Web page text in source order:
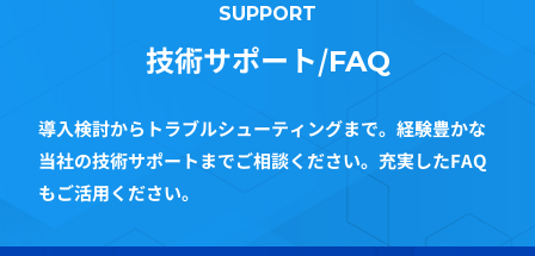
SUPPORT
技術サポート/FAQ
導入検討からトラブルシューティングまで。経験豊かな
当社の技術サポートまでご相談ください。充実したFAQ
もご活用ください。